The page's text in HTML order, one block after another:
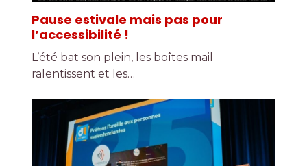
Pause estivale mais pas pour
l’accessibilité !
L’été bat son plein, les boîtes mail
ralentissent et les…